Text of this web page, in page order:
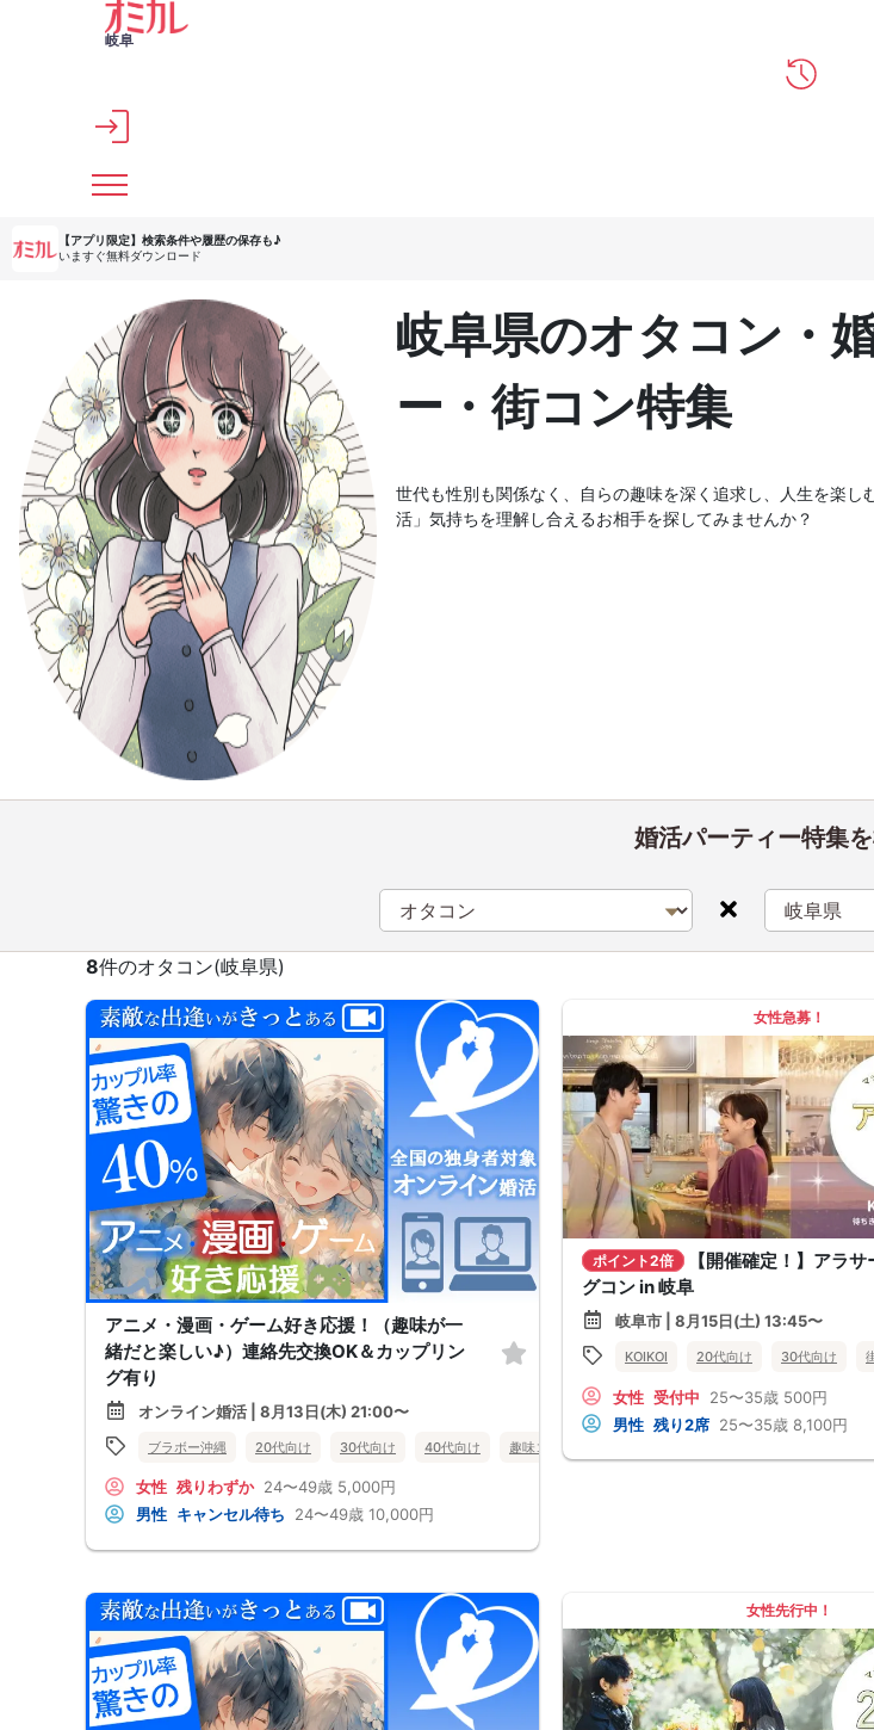
メインコンテンツへスキップ
岐阜
【アプリ限定】 検索条件や履歴の保存も♪
いますぐ無料ダウンロード
岐阜県のオタコン・
ー・街コン特集
世代も性別も関係なく、自らの趣味を深く追求し、人生を楽し
活」気持ちを理解し合えるお相手を探してみませんか？
婚活パーティー特集
8件のオタコン(岐阜県)
アニメ・漫画・ゲーム好き応援！（趣味が一
緒だと楽しい♪）連絡先交換OK＆カップリン
グ有り
オンライン婚活 | 8月13日(木) 21:00〜
ブラボー沖縄 20代向け 30代向け 40代向け 趣味コン
女性 残りわずか 24〜49歳 5,000円
男性 キャンセル待ち 24〜49歳 10,000円
女性急募！
ポイント2倍
【開催確定！】アラ
グコン in 岐阜
岐阜市 | 8月15日(土) 13:45〜
KOIKOI 20代向け 30代向け
女性 受付中 25〜35歳 500円
男性 残り2席 25〜35歳 8,100円
女性先行中！